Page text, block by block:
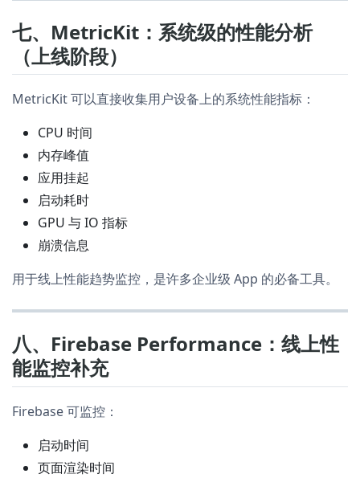
七、MetricKit：系统级的性能分析
（上线阶段）
MetricKit 可以直接收集用户设备上的系统性能指标：
CPU 时间
内存峰值
应用挂起
启动耗时
GPU 与 IO 指标
崩溃信息
用于线上性能趋势监控，是许多企业级 App 的必备工具。
八、Firebase Performance：线上性
能监控补充
Firebase 可监控：
启动时间
页面渲染时间